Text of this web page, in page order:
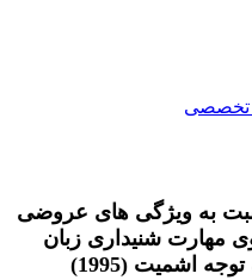
تخصصی
به ویژگی های عروضی
مهارت شنیداری زبان
اشمیت (1995)